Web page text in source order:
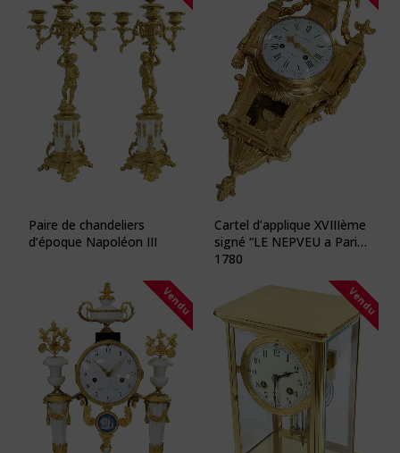
Paire de chandeliers
d’époque Napoléon III
Cartel d’applique XVIIIème
signé “LE NEPVEU a Paris”
1780
Vendu Vendu